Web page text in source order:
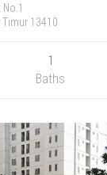
13410
1
Baths